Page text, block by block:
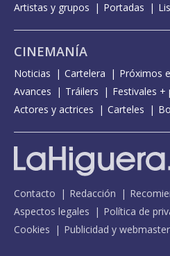
Artistas y grupos
Portadas
CINEMANÍA
Noticias Cartelera Próximos
Avances
Tráilers
Festivales +
Actores y actrices
Carteles
Contacto Redacción
Aspectos legales
Política de
Cookies
Publicidad y